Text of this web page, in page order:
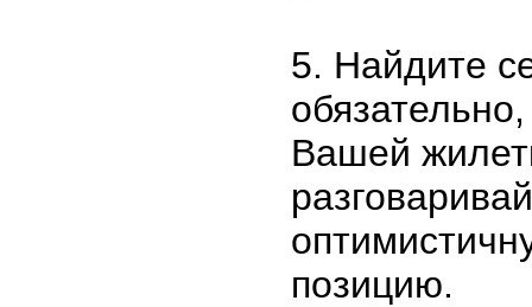
5. Найдите
Вашей
позицию.